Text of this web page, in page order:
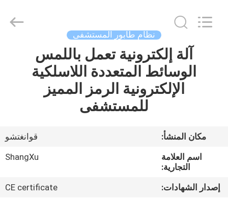
الصفحة
الرئيسية
معلومات
جولة
نظام طابور المستشفى
آلة إلكترونية تعمل باللمس
الوسائط المتعددة اللاسلكية
الإلكترونية الرمز المميز
للمستشفى
مكان المنشأ:
قوانغتشو
اسم العلامة
التجارية:
ShangXu
إصدار الشهادات:
CE certificate